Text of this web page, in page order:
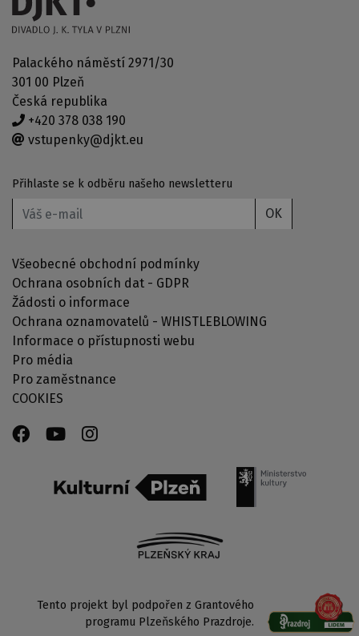
Palackého náměstí 2971/30
301 00 Plzeň
Česká republika
+420 378 038 190
vstupenky@djkt.eu
Přihlaste se k odběru našeho newsletteru
OK
Všeobecné obchodní podmínky
Ochrana osobních dat - GDPR
Žádosti o informace
Ochrana oznamovatelů - WHISTLEBLOWING
Informace o přístupnosti webu
Pro média
Pro zaměstnance
COOKIES
Tento projekt byl podpořen z Grantového
programu Plzeňského Prazdroje.